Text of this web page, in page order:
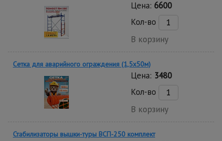
Цена: 6600
Кол-во
В корзину
Сетка для аварийного ограждения (1,5х50м)
Цена: 3480
Кол-во
В корзину
Стабилизаторы вышки-туры ВСП-250 комплект